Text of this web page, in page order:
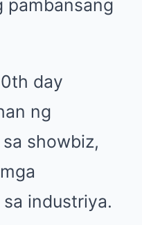
pambansang
day
ng
showbiz,
industriya.